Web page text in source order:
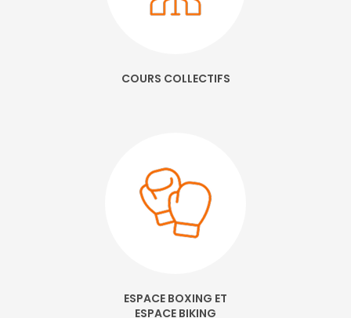
COURS COLLECTIFS
ESPACE BOXING ET
ESPACE BIKING